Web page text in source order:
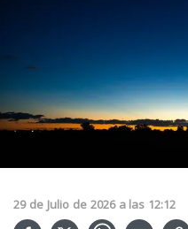
29 de Julio de 2026 a las 12:12